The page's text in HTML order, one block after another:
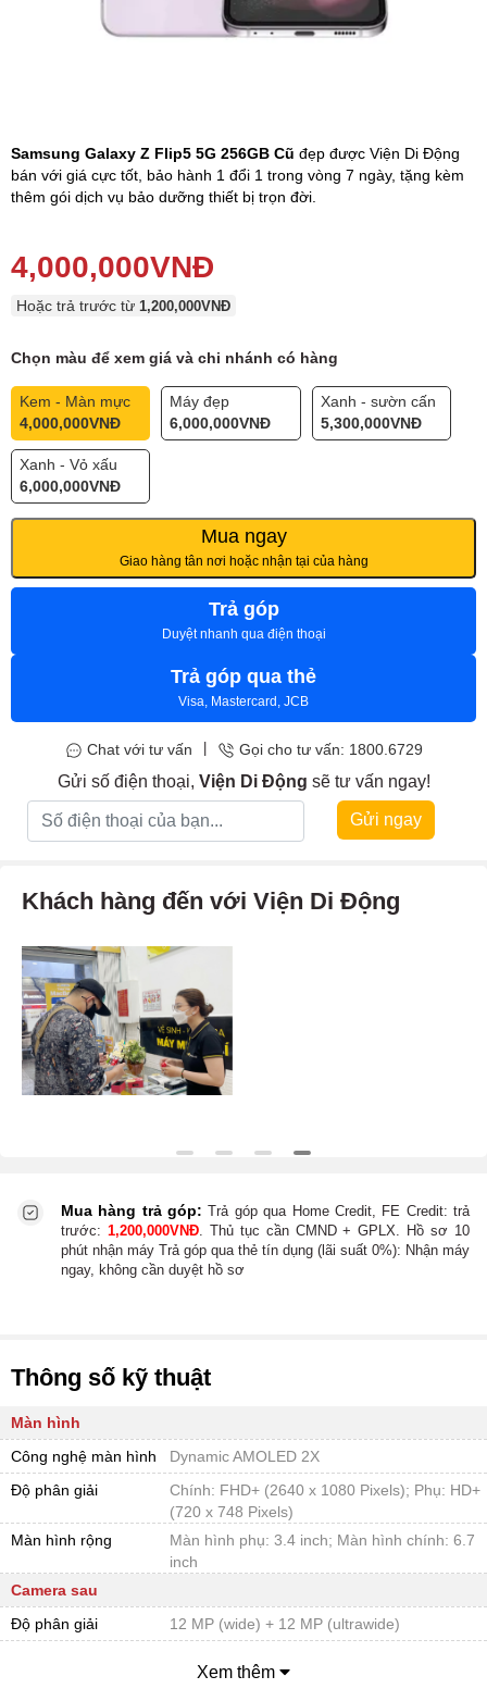
Đặt lịch ngay
Samsung Galaxy Z Flip5 5G 256GB Cũ đẹp được Viện Di Động
bán với giá cực tốt, bảo hành 1 đổi 1 trong vòng 7 ngày, tặng kèm
thêm gói dịch vụ bảo dưỡng thiết bị trọn đời.
4,000,000VNĐ
Hoặc trả trước từ 1,200,000VNĐ
Chọn màu để xem giá và chi nhánh có hàng
Kem - Màn mực
4,000,000VNĐ
Máy đẹp
6,000,000VNĐ
Xanh - sườn cấn
5,300,000VNĐ
Xanh - Vỏ xấu
6,000,000VNĐ
Mua ngay
Giao hàng tân nơi hoặc nhận tại của hàng
Trả góp
Duyệt nhanh qua điện thoại
Trả góp qua thẻ
Visa, Mastercard, JCB
Chat với tư vấn Gọi cho tư vấn: 1800.6729
Gửi số điện thoại, Viện Di Động sẽ tư vấn ngay!
Gửi ngay
Khách hàng đến với Viện Di Động
Mua hàng trả góp:Trả góp qua Home Credit, FE Credit: trả
trước: 1,200,000VNĐ. Thủ tục cần CMND + GPLX. Hồ sơ 10
phút nhận máy Trả góp qua thẻ tín dụng (lãi suất 0%): Nhận máy
ngay, không cần duyệt hồ sơ
Thông số kỹ thuật
Màn hình
Công nghệ màn hình
Dynamic AMOLED 2X
Độ phân giải
Chính: FHD+ (2640 x 1080 Pixels); Phụ: HD+
(720 x 748 Pixels)
Màn hình rộng
Màn hình phụ: 3.4 inch; Màn hình chính: 6.7
inch
Camera sau
Độ phân giải
12 MP (wide) + 12 MP (ultrawide)
Xem thêm